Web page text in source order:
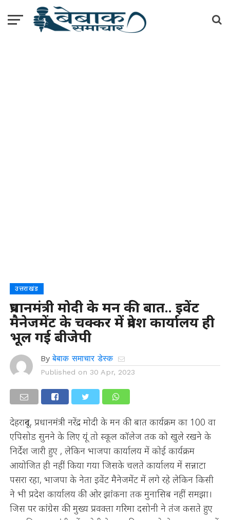
उत्तराखंड
प्रधानमंत्री मोदी के मन की बात.. इवेंट
मैनेजमेंट के चक्कर में प्रदेश कार्यालय ही
भूल गई बीजेपी
By बेबाक समाचार डेस्क
Published on 30 Apr, 2023
देहरादून, प्रधानमंत्री नरेंद्र मोदी के मन की बात कार्यक्रम का 100 वा
एपिसोड सुनने के लिए यूं तो स्कूल कॉलेज तक को खुले रखने के
निर्देश जारी हुए , लेकिन भाजपा कार्यालय में कोई कार्यक्रम
आयोजित ही नहीं किया गया जिसके चलते कार्यालय में सन्नाटा
पसरा रहा, भाजपा के नेता इवेंट मैनेजमेंट में लगे रहे लेकिन किसी
ने भी प्रदेश कार्यालय की ओर झांकना तक मुनासिब नहीं समझा।
जिस पर कांग्रेस की मुख्य प्रवक्ता गरिमा दसोनी ने तंज कसते हुए